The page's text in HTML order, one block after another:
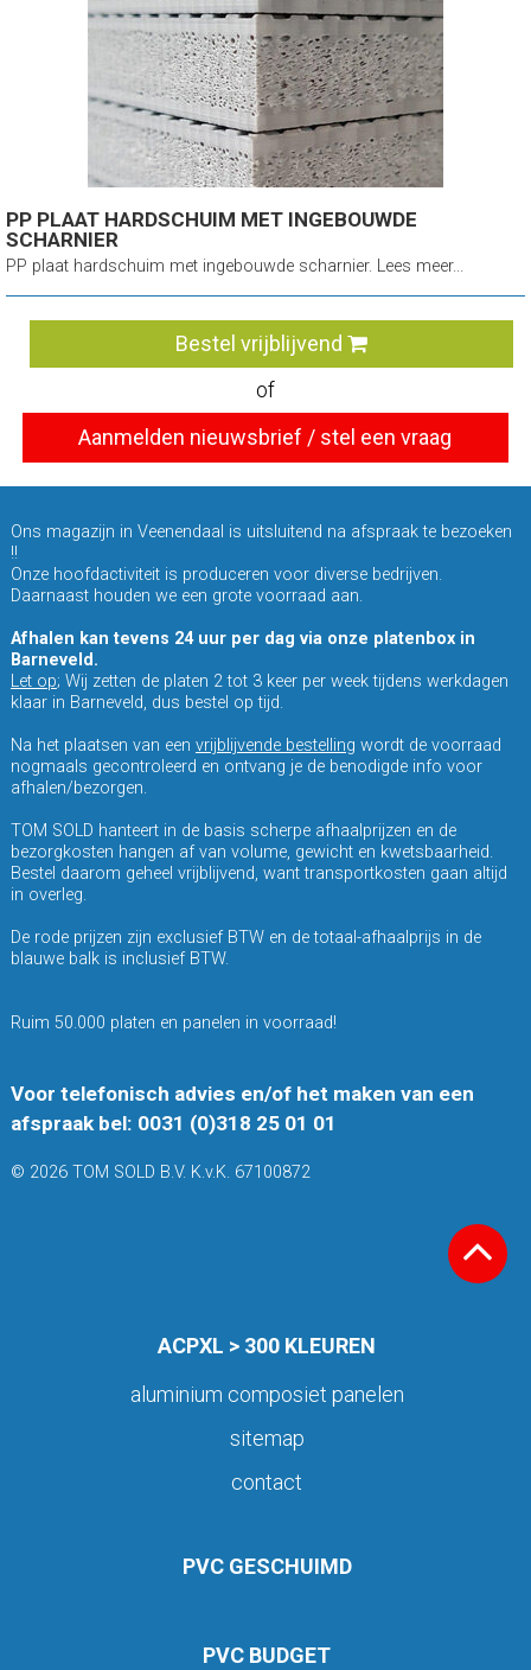
PP PLAAT HARDSCHUIM MET INGEBOUWDE
SCHARNIER
PP plaat hardschuim met ingebouwde scharnier. Lees meer...
Bestel vrijblijvend
of
Aanmelden nieuwsbrief / stel een vraag
Ons magazijn in Veenendaal is uitsluitend na afspraak te bezoeken
!!
Onze hoofdactiviteit is produceren voor diverse bedrijven.
Daarnaast houden we een grote voorraad aan.
Afhalen kan tevens 24 uur per dag via onze platenbox in
Barneveld.
Let op; Wij zetten de platen 2 tot 3 keer per week tijdens werkdagen
klaar in Barneveld, dus bestel op tijd.
Na het plaatsen van een vrijblijvende bestelling wordt de voorraad
nogmaals gecontroleerd en ontvang je de benodigde info voor
afhalen/bezorgen.
TOM SOLD hanteert in de basis scherpe afhaalprijzen en de
bezorgkosten hangen af van volume, gewicht en kwetsbaarheid.
Bestel daarom geheel vrijblijvend, want transportkosten gaan altijd
in overleg.
De rode prijzen zijn exclusief BTW en de totaal-afhaalprijs in de
blauwe balk is inclusief BTW.
Ruim 50.000 platen en panelen in voorraad!
Voor telefonisch advies en/of het maken van een
afspraak bel: 0031 (0)318 25 01 01
© 2026 TOM SOLD B.V. K.v.K. 67100872
ACPXL > 300 KLEUREN
aluminium composiet panelen
sitemap
contact
PVC GESCHUIMD
PVC BUDGET